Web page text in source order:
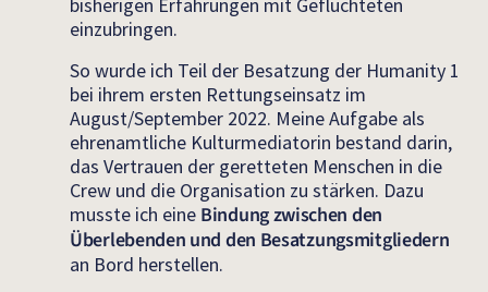
einzubringen.
So wurde ich Teil der Besatzung der Humanity 1
bei ihrem ersten Rettungseinsatz im
August/September 2022. Meine Aufgabe als
ehrenamtliche Kulturmediatorin bestand darin,
das Vertrauen der geretteten Menschen in die
Crew und die Organisation zu stärken. Dazu
musste ich eine Bindung zwischen den
Überlebenden und den Besatzungsmitgliedern
an Bord herstellen.